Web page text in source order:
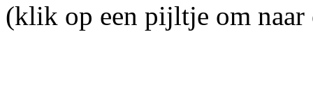
(klik op een pijltje om naar